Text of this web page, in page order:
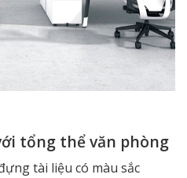
tổng thể văn phòng
tài liệu có màu sắc